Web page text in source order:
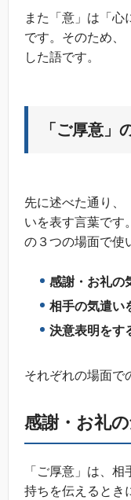
また「意」は「心
です。そのため、
した語です。
「ご厚意」
先に述べた通り、
いを表す言葉です
の３つの場面で使
感謝・お礼の
相手の気遣い
決意表明をす
それぞれの場面で
感謝・お礼
「ご厚意」は、
持ちを伝えるとき